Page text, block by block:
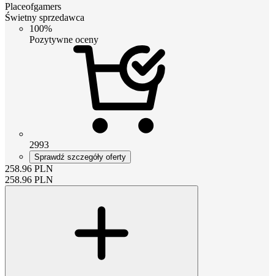
Placeofgamers
Świetny sprzedawca
100%
Pozytywne oceny
2993
Sprawdź szczegóły oferty
258.96 PLN
258.96 PLN